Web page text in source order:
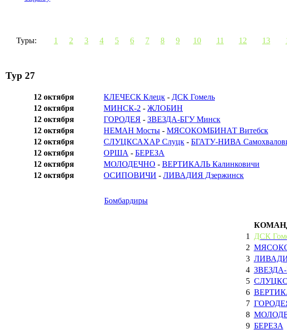
Туры: 1 2 3 4 5 6 7 8 9 10 11 12 13
Тур 27
12 октября КЛЕЧЕСК Клецк - ДСК Гомель
12 октября
МИНСК-2 - ЖЛОБИН
12 октября
ГОРОДЕЯ - ЗВЕЗДА-БГУ Минск
12 октября
НЕМАН Мосты - МЯСОКОМБИНАТ Витебск
12 октября
СЛУЦКСАХАР Слуцк - БГАТУ-НИВА
12 октября
ОРША - БЕРЕЗА
12 октября
МОЛОДЕЧНО - ВЕРТИКАЛЬ Калинковичи
12 октября
ОСИПОВИЧИ - ЛИВАДИЯ Дзержинск
Бомбардиры
1
ДСК
2
3
4
5
6
7
8
9 БЕРЕЗА